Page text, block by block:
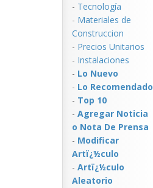
- Tecnología
- Materiales de
Construccion
- Precios Unitarios
- Instalaciones
- Lo Nuevo
- Lo Recomendado
- Top 10
- Agregar Noticia
o Nota De Prensa
- Modificar
Artï¿½culo
- Artï¿½culo
Aleatorio